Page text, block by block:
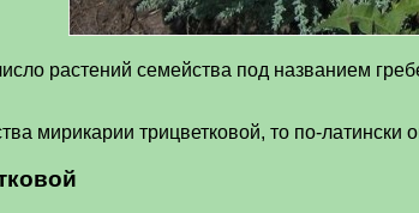
растений семейства под названием
мирикарии трицветковой, то по-латински